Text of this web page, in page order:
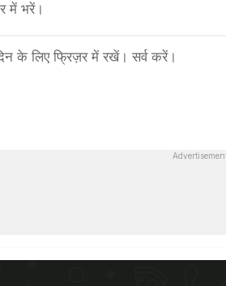
में भरें।
के लिए फ्रिज़र में रखें। सर्व करें।